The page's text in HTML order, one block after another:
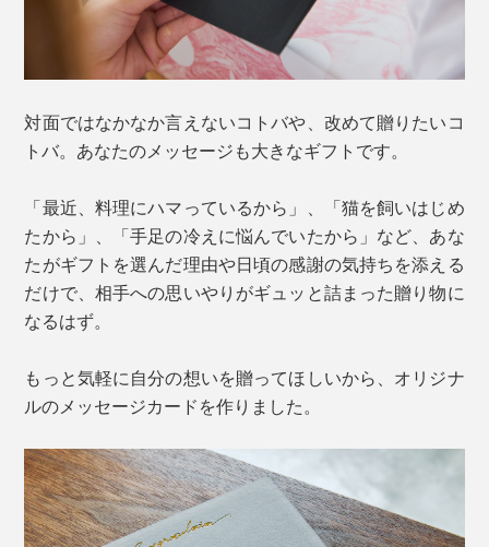
対面ではなかなか言えないコトバや、改めて贈りたいコ
トバ。あなたのメッセージも大きなギフトです。
「最近、料理にハマっているから」、「猫を飼いはじめ
たから」、「手足の冷えに悩んでいたから」など、あな
たがギフトを選んだ理由や日頃の感謝の気持ちを添える
だけで、相手への思いやりがギュッと詰まった贈り物に
なるはず。
もっと気軽に自分の想いを贈ってほしいから、オリジナ
ルのメッセージカードを作りました。